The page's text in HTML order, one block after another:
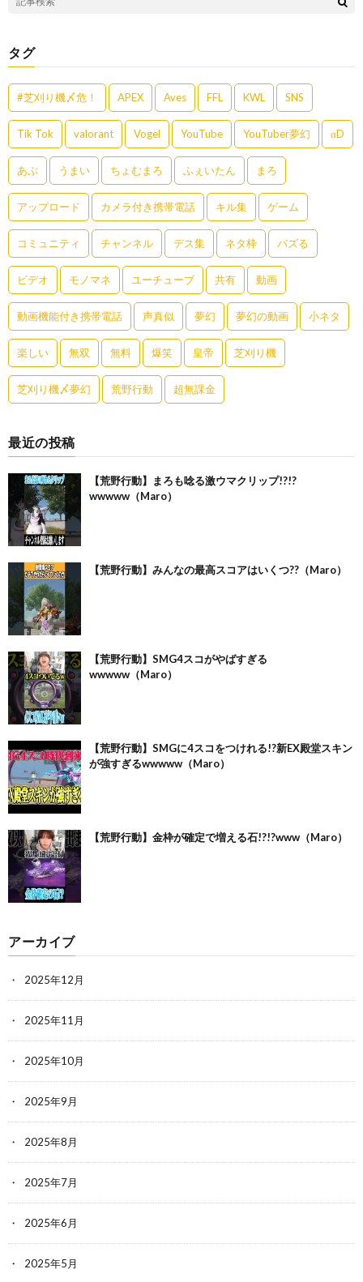
タグ
#芝刈り機〆危！ APEX Aves FFL KWL SNS
Tik Tok valorant Vogel YouTube YouTuber夢幻 αD
あぶ うまい ちょむまろ ふぇいたん まろ
アップロード カメラ付き携帯電話 キル集 ゲーム
コミュニティ チャンネル デス集 ネタ枠 バズる
ビデオ モノマネ ユーチューブ 共有 動画
動画機能付き携帯電話 声真似 夢幻 夢幻の動画 小ネタ
楽しい 無双 無料 爆笑 皇帝 芝刈り機
芝刈り機〆夢幻 荒野行動 超無課金
最近の投稿
【荒野行動】まろも唸る激ウマクリップ!?!?
wwwww（Maro）
【荒野行動】みんなの最高スコアはいくつ??（Maro）
【荒野行動】SMG4スコがやばすぎる
wwwww（Maro）
【荒野行動】SMGに4スコをつけれる!?新EX殿堂スキン
が強すぎるwwwww（Maro）
【荒野行動】金枠が確定で増える石!?!?www（Maro）
アーカイブ
2025年12月
2025年11月
2025年10月
2025年9月
2025年8月
2025年7月
2025年6月
2025年5月